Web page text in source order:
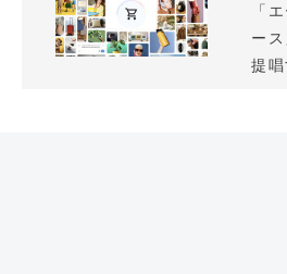
「
ー
提